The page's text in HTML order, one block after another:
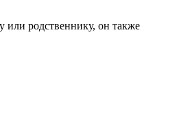
или родственнику, он также